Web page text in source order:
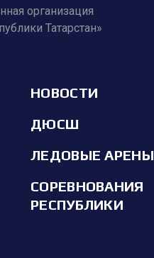
организация
Татарстан»
НОВОСТИ
ДЮСШ
ЛЕДОВЫЕ АРЕНЫ
СОРЕВНОВАНИЯ
РЕСПУБЛИКИ